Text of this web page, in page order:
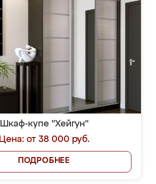
Шкаф-купе "Хейгун"
Цена: от 38 000 руб.
ПОДРОБНЕЕ